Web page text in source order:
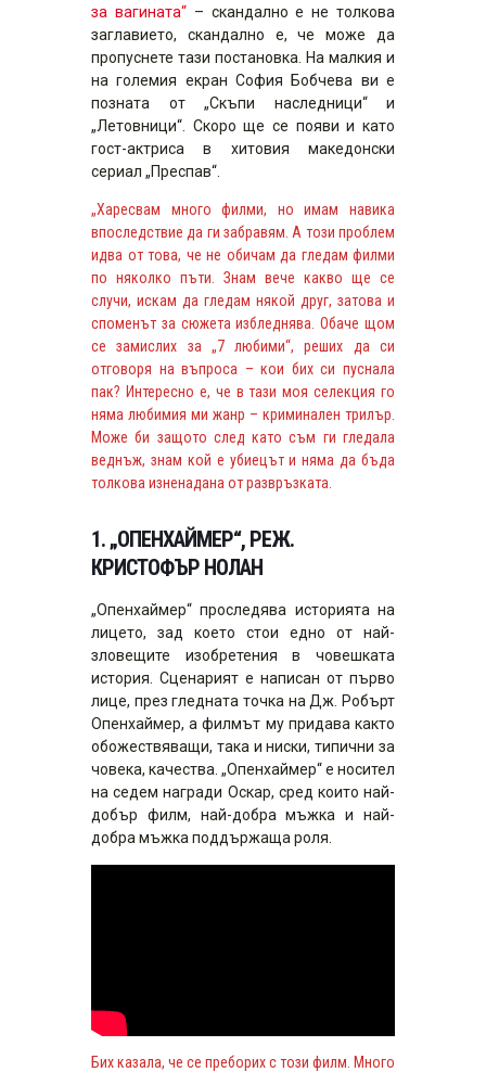
за вагината“– скандално е не толкова
заглавието, скандално е, че може да
пропуснете тази постановка. На малкия и
на големия екран София Бобчева ви е
позната от „Скъпи наследници“ и
„Летовници“. Скоро ще се появи и като
гост-актриса в хитовия македонски
сериал „Преспав“.
„Харесвам много филми, но имам навика
впоследствие да ги забравям. А този проблем
идва от това, че не обичам да гледам филми
по няколко пъти. Знам вече какво ще се
случи, искам да гледам някой друг, затова и
споменът за сюжета избледнява. Обаче щом
се замислих за „7 любими“, реших да си
отговоря на въпроса – кои бих си пуснала
пак? Интересно е, че в тази моя селекция го
няма любимия ми жанр – криминален трилър.
Може би защото след като съм ги гледала
веднъж, знам кой е убиецът и няма да бъда
толкова изненадана от развръзката.
1. „ОПЕНХАЙМЕР“, РЕЖ.
КРИСТОФЪР НОЛАН
„Опенхаймер“ проследява историята на
лицето, зад което стои едно от най-
зловещите изобретения в човешката
история. Сценарият е написан от първо
лице, през гледната точка на Дж. Робърт
Опенхаймер, а филмът му придава както
обожествяващи, така и ниски, типични за
човека, качества. „Опенхаймер“ е носител
на седем награди Оскар, сред които най-
добър филм, най-добра мъжка и най-
добра мъжка поддържаща роля.
Бих казала, че се преборих с този филм. Много